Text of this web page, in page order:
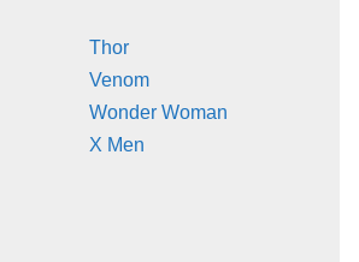
Thor
Venom
Wonder Woman
X Men